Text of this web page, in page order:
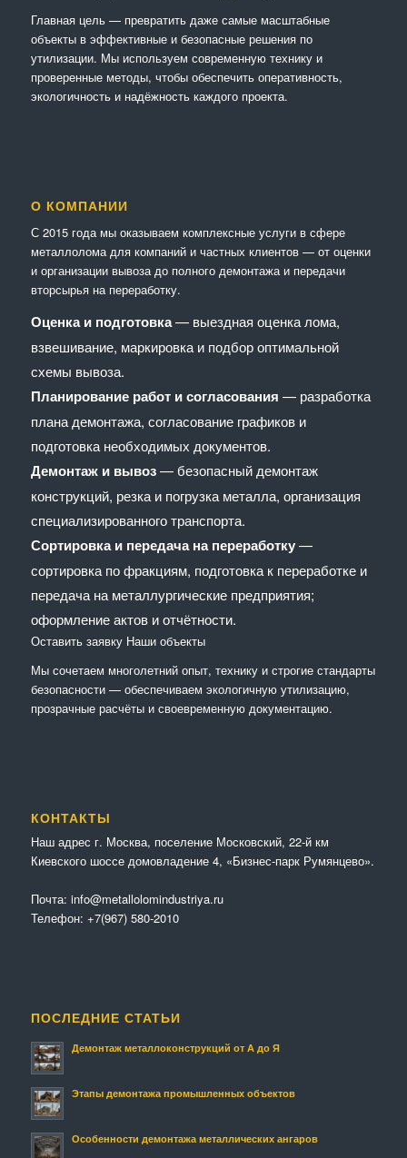
Главная цель — превратить даже самые масштабные
объекты в эффективные и безопасные решения по
утилизации. Мы используем современную технику и
проверенные методы, чтобы обеспечить оперативность,
экологичность и надёжность каждого проекта.
О КОМПАНИИ
С 2015 года мы оказываем комплексные услуги в сфере
металлолома для компаний и частных клиентов — от оценки
и организации вывоза до полного демонтажа и передачи
вторсырья на переработку.
Оценка и подготовка— выездная оценка лома,
взвешивание, маркировка и подбор оптимальной
схемы вывоза.
Планирование работ и согласования — разработка
плана демонтажа, согласование графиков и
подготовка необходимых документов.
Демонтаж и вывоз— безопасный демонтаж
конструкций, резка и погрузка металла, организация
специализированного транспорта.
Сортировка и передача на переработку—
сортировка по фракциям, подготовка к переработке и
передача на металлургические предприятия;
оформление актов и отчётности.
Оставить заявку Наши объекты
Мы сочетaем многолетний опыт, технику и строгие стандарты
безопасности — обеспечиваем экологичную утилизацию,
прозрачные расчёты и своевременную документацию.
КОНТАКТЫ
Наш адрес г. Москва, поселение Московский, 22-й км
Киевского шоссе домовладение 4, «Бизнес-парк Румянцево».
Почта: info@metallolomindustriya.ru
Телефон: +7(967) 580-2010
ПОСЛЕДНИЕ СТАТЬИ
Демонтаж металлоконструкций от А до Я
Этапы демонтажа промышленных объектов
Особенности демонтажа металлических ангаров